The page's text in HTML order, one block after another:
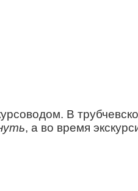
В
, а во время